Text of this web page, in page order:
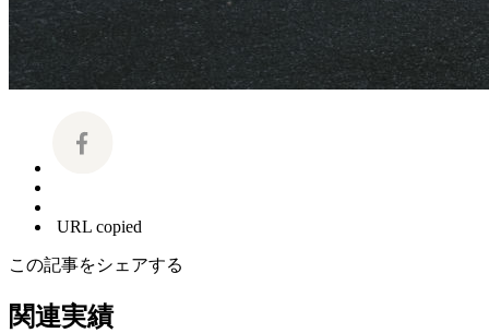
URL copied
この記事をシェアする
関連実績